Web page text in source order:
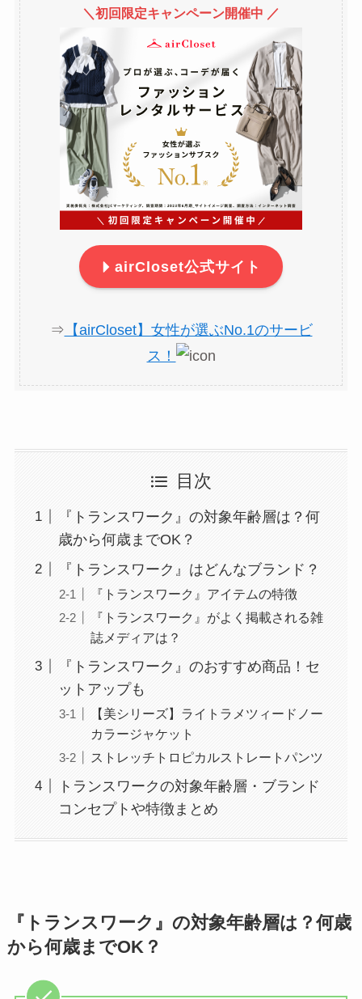
＼初回限定キャンペーン開催中 ／
airCloset公式サイト
⇒ 【airCloset】女性が選ぶNo.1のサービ
ス！
目次
『トランスワーク』の対象年齢層は？何
歳から何歳までOK？
『トランスワーク』はどんなブランド？
『トランスワーク』アイテムの特徴
『トランスワーク』がよく掲載される雑
誌メディアは？
『トランスワーク』のおすすめ商品！セ
ットアップも
【美シリーズ】ライトラメツィードノー
カラージャケット
ストレッチトロピカルストレートパンツ
トランスワークの対象年齢層・ブランド
コンセプトや特徴まとめ
『トランスワーク』の対象年齢層は？何歳
から何歳までOK？